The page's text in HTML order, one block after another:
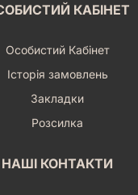
КАБІНЕТ
Особистий Кабінет
Історія замовлень
Закладки
Розсилка
НАШІ КОНТАКТИ